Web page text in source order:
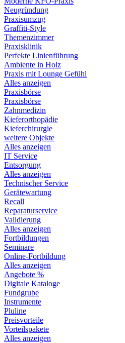
Neugründung
Praxisumzug
Graffiti-Style
Themenzimmer
Praxisklinik
Perfekte Linienführung
Ambiente in Holz
Praxis mit Lounge Gefühl
Alles anzeigen
Praxisbörse
Praxisbörse
Zahnmedizin
Kieferorthopädie
Kieferchirurgie
weitere Objekte
Alles anzeigen
IT Service
Entsorgung
Alles anzeigen
Technischer Service
Gerätewartung
Recall
Reparaturservice
Validierung
Alles anzeigen
Fortbildungen
Seminare
Online-Fortbildung
Alles anzeigen
Angebote %
Digitale Kataloge
Fundgrube
Instrumente
Pluline
Preisvorteile
Vorteilspakete
Alles anzeigen